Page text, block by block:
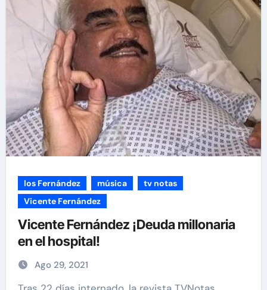
los Fernández música
tv notas
Vicente Fernández
Vicente Fernández ¡Deuda millonaria
en el hospital!
Ago 29, 2021